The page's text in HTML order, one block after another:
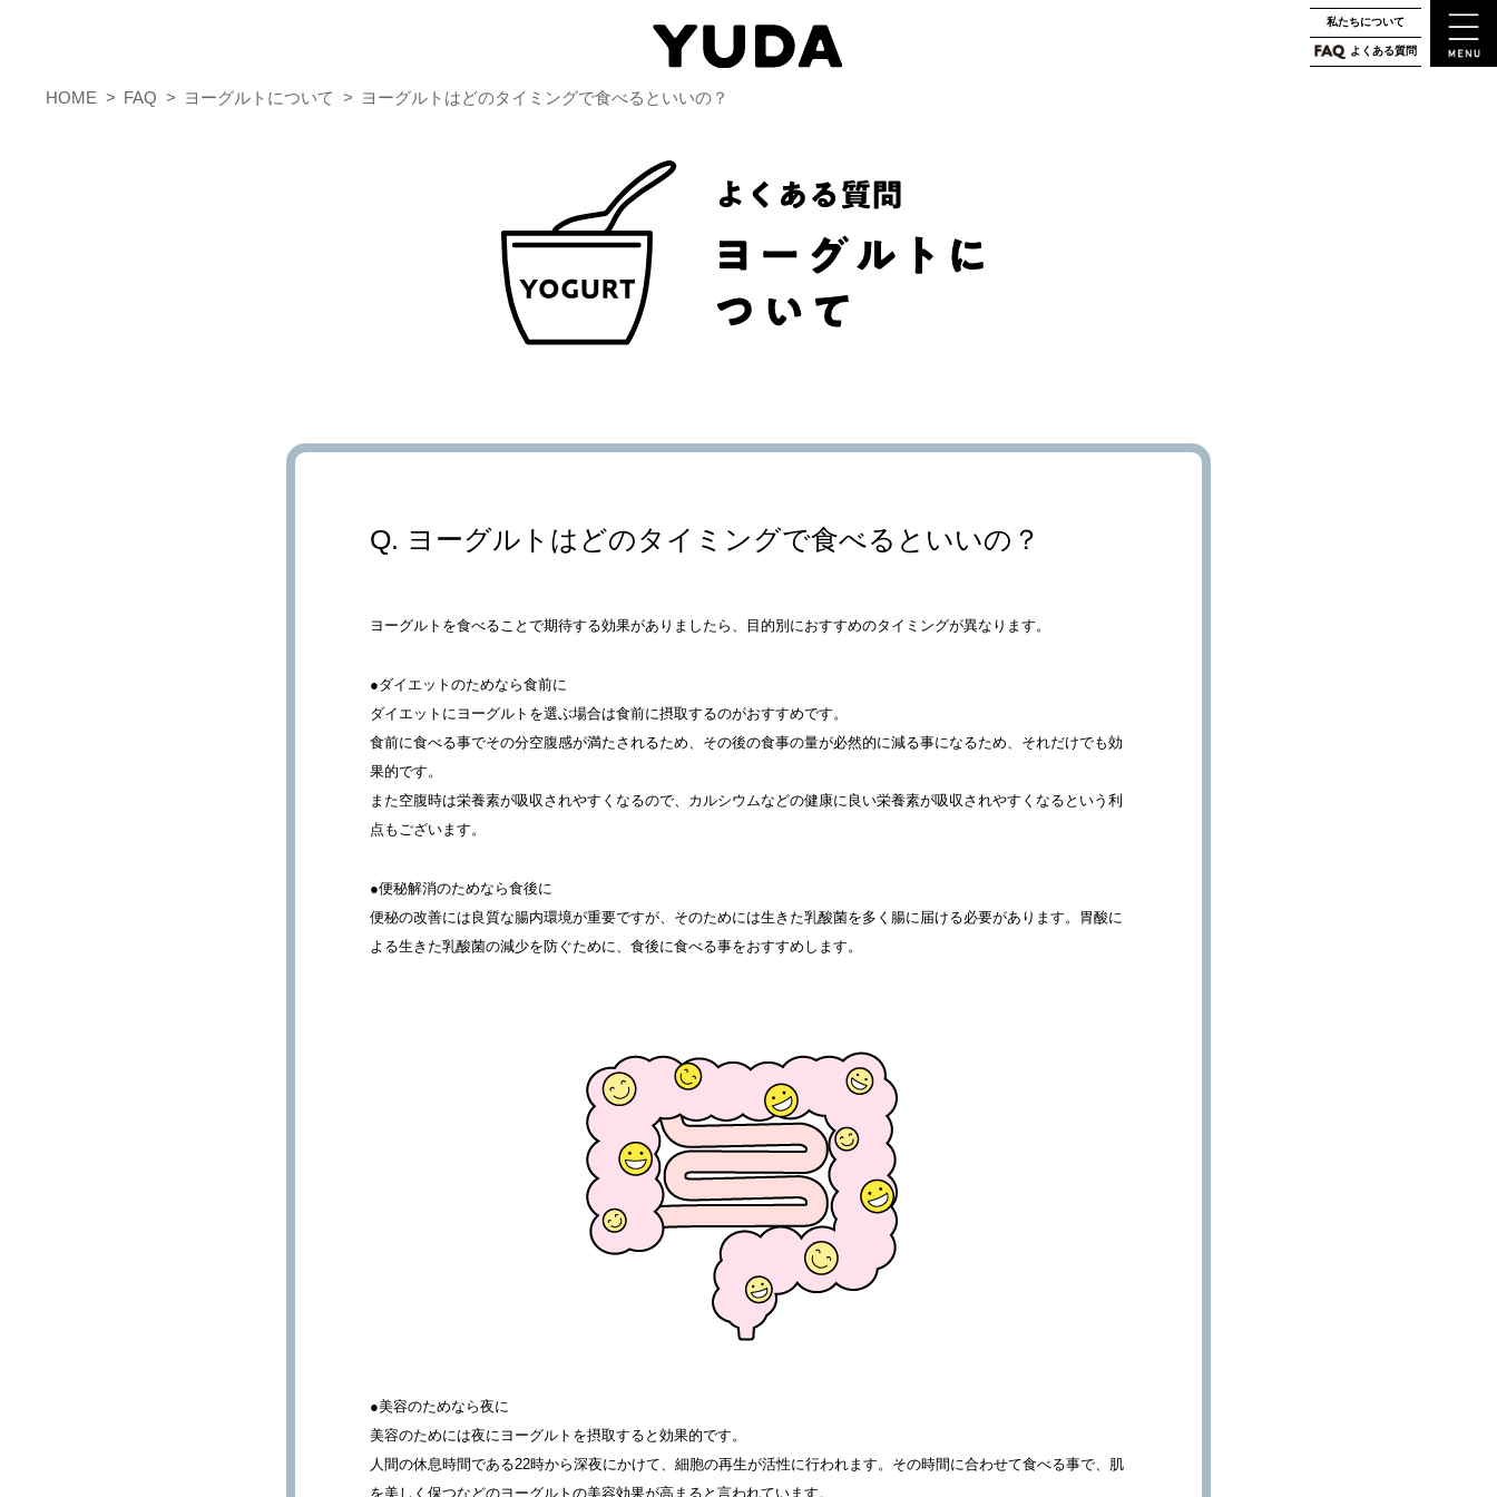
私たちについて
よくある質問
HOME FAQ ヨーグルトについて ヨーグルトはどのタイミングで食べるといいの？
ヨーグルトはどのタイミングで食べるといいの？
ヨーグルトを食べることで期待する効果がありましたら、目的別におすすめのタイミングが異なります。
●ダイエットのためなら食前に
ダイエットにヨーグルトを選ぶ場合は食前に摂取するのがおすすめです。
食前に食べる事でその分空腹感が満たされるため、その後の食事の量が必然的に減る事になるため、それだけでも効
果的です。
また空腹時は栄養素が吸収されやすくなるので、カルシウムなどの健康に良い栄養素が吸収されやすくなるという利
点もございます。
●便秘解消のためなら食後に
便秘の改善には良質な腸内環境が重要ですが、そのためには生きた乳酸菌を多く腸に届ける必要があります。胃酸に
よる生きた乳酸菌の減少を防ぐために、食後に食べる事をおすすめします。
●美容のためなら夜に
美容のためには夜にヨーグルトを摂取すると効果的です。
人間の休息時間である22時から深夜にかけて、細胞の再生が活性に行われます。その時間に合わせて食べる事で、肌
を美しく保つなどのヨーグルトの美容効果が高まると言われています。